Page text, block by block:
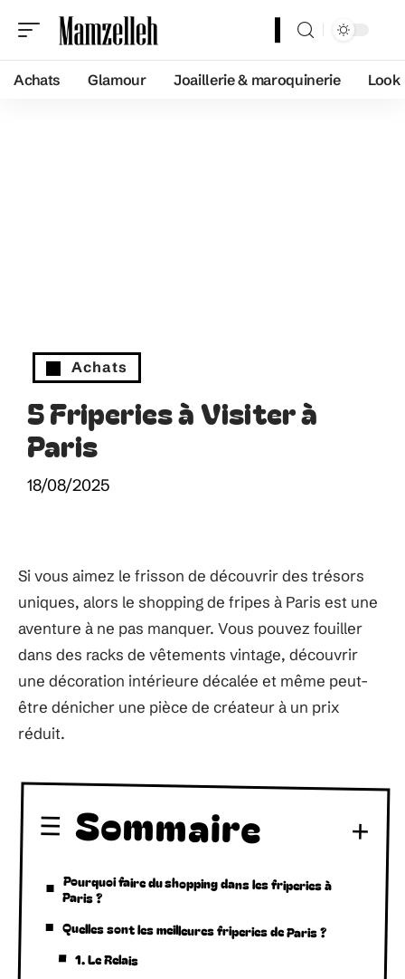
Achats Glamour Joaillerie & maroquinerie Look
Achats
5 Friperies à Visiter à
Paris
18/08/2025
Si vous aimez le frisson de découvrir des trésors
uniques, alors le shopping de fripes à Paris est une
aventure à ne pas manquer. Vous pouvez fouiller
dans des racks de vêtements vintage, découvrir
une décoration intérieure décalée et même peut-
être dénicher une pièce de créateur à un prix
réduit.
Sommaire
Pourquoi faire du shopping dans les friperies à
Paris ?
Quelles sont les meilleures friperies de Paris ?
1. Le Relais